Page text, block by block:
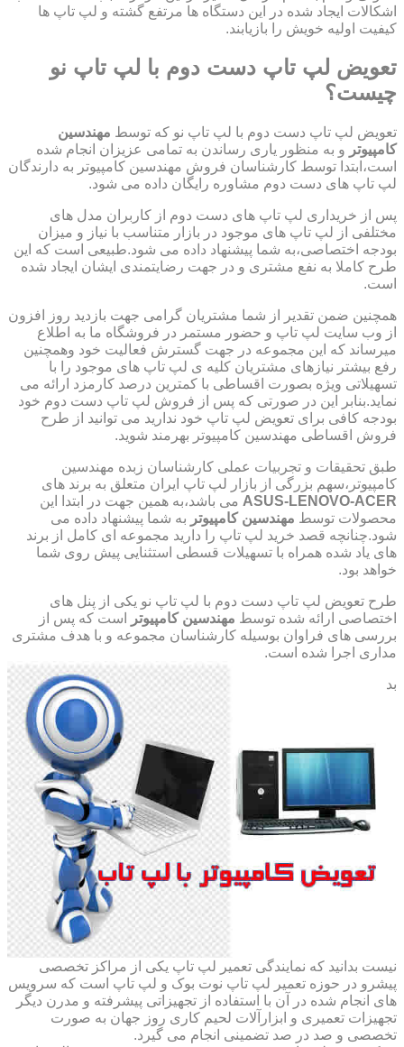
اشکالات ایجاد شده در این دستگاه ها مرتفع گشته و لپ تاپ ها
کیفیت اولیه خویش را بازیابند.
تعویض لپ تاپ دست دوم با لپ تاپ نو
چیست؟
تعویض لپ تاپ دست دوم با لپ تاپ نو که توسط مهندسین
کامپیوتر و به منظور یاری رساندن به تمامی عزیزان انجام شده
است،ابتدا توسط کارشناسان فروش مهندسین کامپیوتر به دارندگان
لپ تاپ های دست دوم مشاوره رایگان داده می شود.
پس از خریداری لپ تاپ های دست دوم از کاربران مدل های
مختلفی از لپ تاپ های موجود در بازار متناسب با نیاز و میزان
بودجه اختصاصی،به شما پیشنهاد داده می شود.طبیعی است که این
طرح کاملا به نفع مشتری و در جهت رضایتمندی ایشان ایجاد شده
است.
همچنین ضمن تقدیر از شما مشتریان گرامی جهت بازدید روز افزون
از وب سایت لپ تاپ و حضور مستمر در فروشگاه ما به اطلاع
میرساند که این مجموعه در جهت گسترش فعالیت خود وهمچنین
رفع بیشتر نیازهای مشتریان کلیه ی لپ تاپ های موجود را با
تسهیلاتی ویژه بصورت اقساطی با کمترین درصد کارمزد ارائه می
نماید.بنابر این در صورتی که پس از فروش لپ تاپ دست دوم خود
بودجه کافی برای تعویض لپ تاپ خود ندارید می توانید از طرح
فروش اقساطی مهندسین کامپیوتر بهرمند شوید.
طبق تحقیقات و تجربیات عملی کارشناسان زبده مهندسین
کامپیوتر،سهم بزرگی از بازار لپ تاپ ایران متعلق به برند های
ASUS-LENOVO-ACER می باشد،به همین جهت در ابتدا این
محصولات توسط مهندسین کامپیوتر به شما پیشنهاد داده می
شود.چنانچه قصد خرید لپ تاپ را دارید مجموعه ای کامل از برند
های یاد شده همراه با تسهیلات قسطی استثنایی پیش روی شما
خواهد بود.
طرح تعویض لپ تاپ دست دوم با لپ تاپ نو یکی از پنل های
اختصاصی ارائه شده توسط مهندسین کامپیوتر
است که پس از
بررسی های فراوان بوسیله کارشناسان مجموعه و با هدف مشتری
مداری اجرا شده است.
بد
نیست بدانید که نمایندگی تعمیر لپ تاپ یکی از مراکز تخصصی
پیشرو در حوزه تعمیر لپ تاپ نوت بوک و لپ تاپ است که سرویس
های انجام شده در آن با استفاده از تجهیزاتی پیشرفته و مدرن دیگر
تجهیزات تعمیری و ابزارآلات لحیم کاری روز جهان به صورت
تخصصی و صد در صد تضمینی انجام می گیرد.